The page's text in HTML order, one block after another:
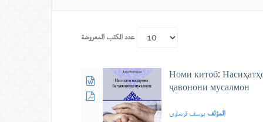
عدد الكتب المعروضة
Номи китоб:
ҷавонони мусалмон
المؤلف یوسف قرضاوی